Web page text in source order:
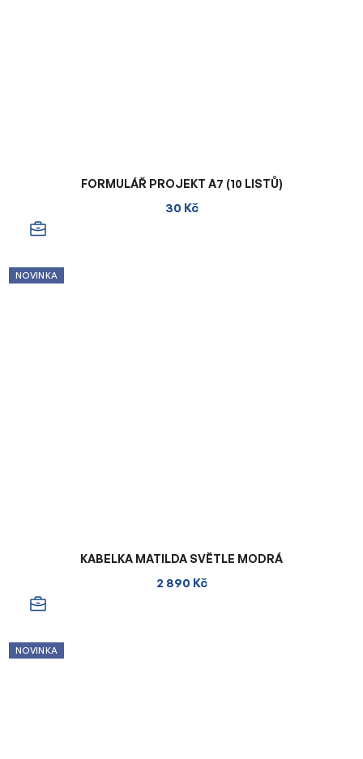
FORMULÁŘ PROJEKT A7 (10 LISTŮ)
30 Kč
NOVINKA
KABELKA MATILDA SVĚTLE MODRÁ
2 890 Kč
NOVINKA